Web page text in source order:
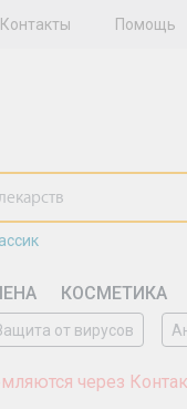
Контакты Помощь
КОСМЕТИКА
от вирусов
через